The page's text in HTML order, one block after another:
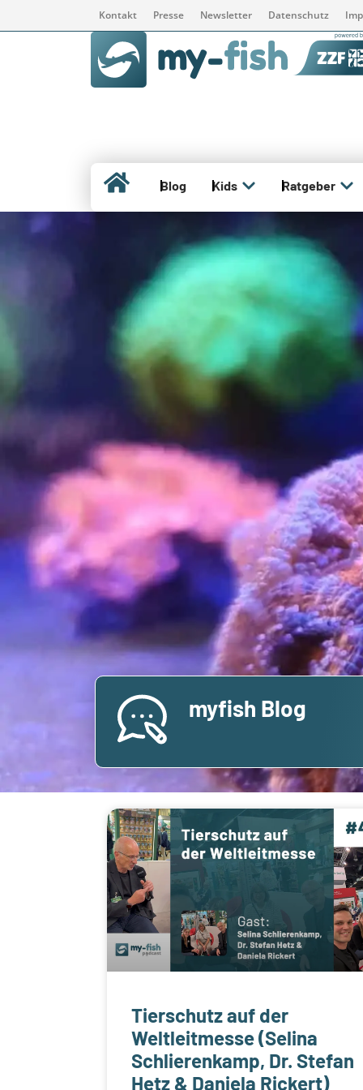
Kontakt Presse Newsletter Datenschutz
Blog Kids Ratgeber
myfish Blog
Tierschutz auf der
Weltleitmesse (Selina
Schlierenkamp, Dr. Stefan
Hetz & Daniela Rickert)